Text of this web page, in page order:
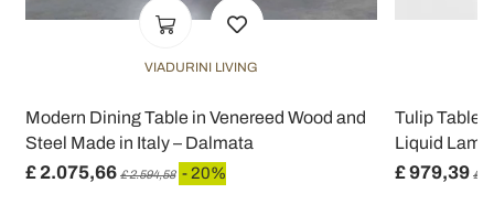
VIADURINI LIVING
Modern Dining Table in Venereed Wood and
Steel Made in Italy – Dalmata
£ 2.075,66 £ 2.594,58 - 20%
Tulip Table
Liquid
£ 979,39 £